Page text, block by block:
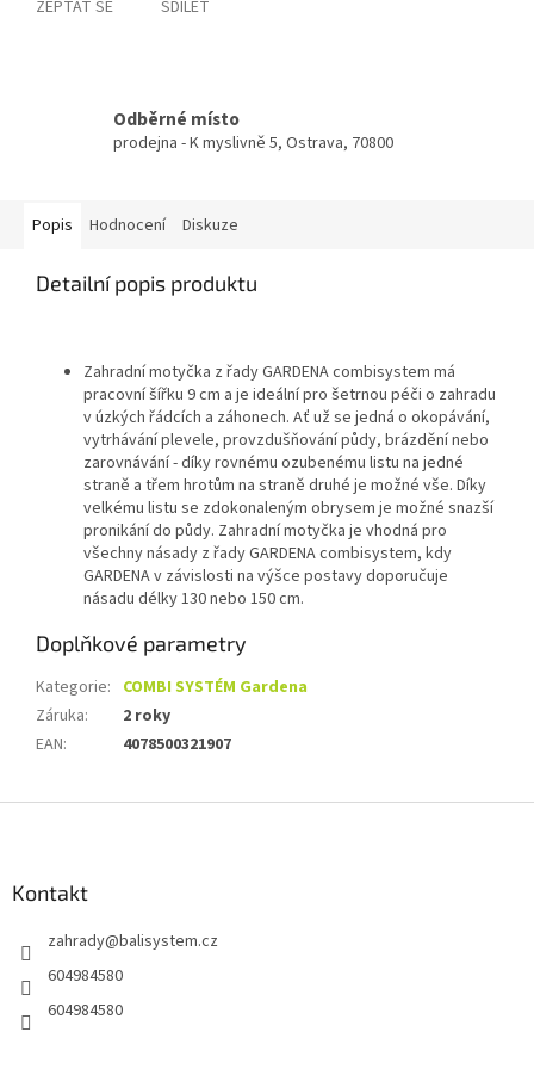
ZEPTAT SE SDÍLET
Odběrné místo
prodejna - K myslivně 5, Ostrava, 70800
Popis Hodnocení Diskuze
Detailní popis produktu
Zahradní motyčka z řady GARDENA combisystem má
pracovní šířku 9 cm a je ideální pro šetrnou péči o zahradu
v úzkých řádcích a záhonech. Ať už se jedná o okopávání,
vytrhávání plevele, provzdušňování půdy, brázdění nebo
zarovnávání - díky rovnému ozubenému listu na jedné
straně a třem hrotům na straně druhé je možné vše. Díky
velkému listu se zdokonaleným obrysem je možné snazší
pronikání do půdy. Zahradní motyčka je vhodná pro
všechny násady z řady GARDENA combisystem, kdy
GARDENA v závislosti na výšce postavy doporučuje
násadu délky 130 nebo 150 cm.
Doplňkové parametry
Kategorie: COMBI SYSTÉM Gardena
Záruka:
2 roky
EAN: 4078500321907
Kontakt
zahrady@balisystem.cz
604984580
604984580